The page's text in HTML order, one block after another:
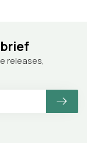
releases,